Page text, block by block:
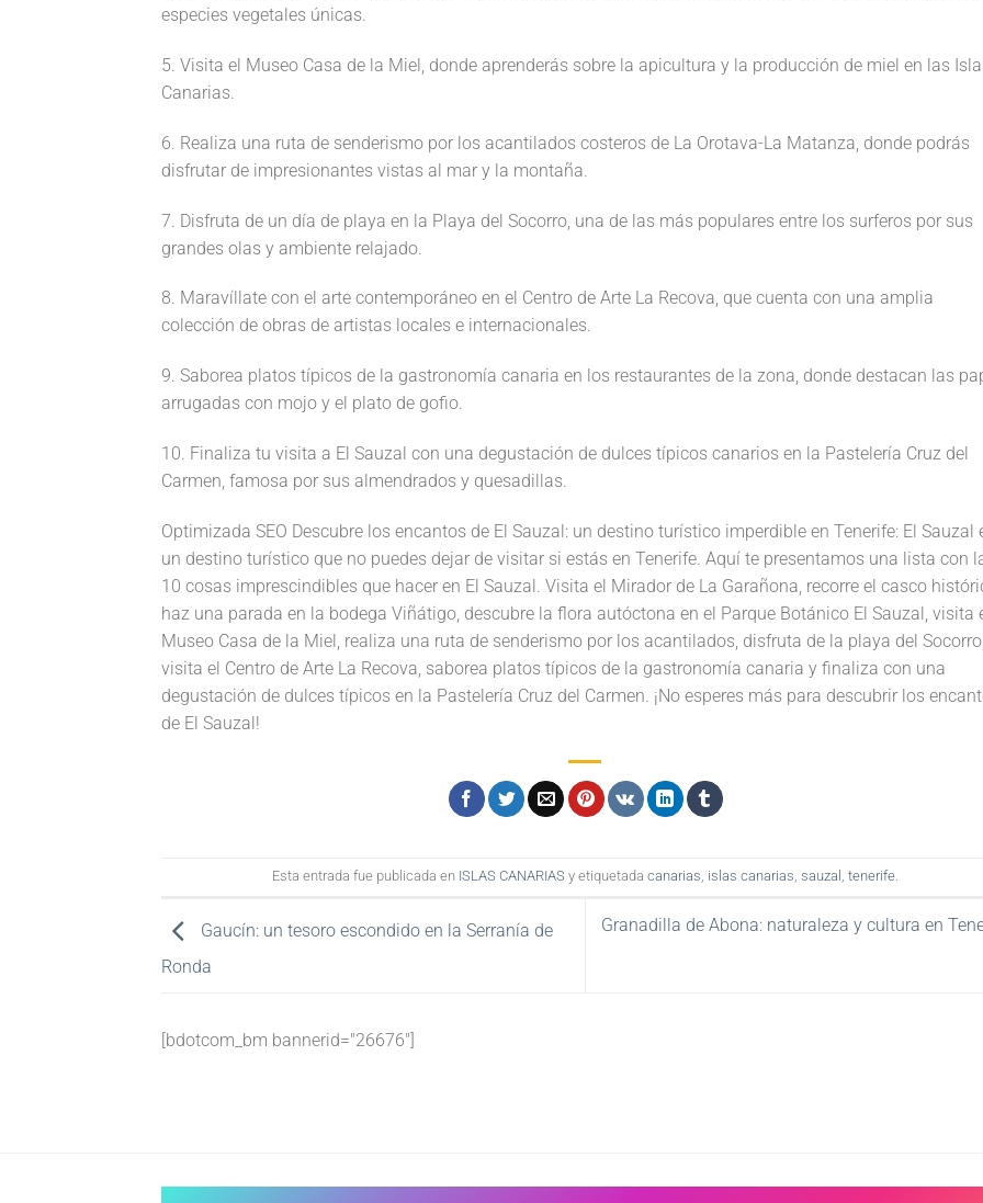
especies vegetales únicas.
5. Visita el Museo Casa de la Miel, donde aprenderás sobre la apicultura y la producción de miel en las
Canarias.
6. Realiza una ruta de senderismo por los acantilados costeros de La Orotava-La Matanza, donde podrás
disfrutar de impresionantes vistas al mar y la montaña.
7. Disfruta de un día de playa en la Playa del Socorro, una de las más populares entre los surferos por sus
grandes olas y ambiente relajado.
8. Maravíllate con el arte contemporáneo en el Centro de Arte La Recova, que cuenta con una amplia
colección de obras de artistas locales e internacionales.
9. Saborea platos típicos de la gastronomía canaria en los restaurantes de la zona, donde destacan las
arrugadas con mojo y el plato de gofio.
10. Finaliza tu visita a El Sauzal con una degustación de dulces típicos canarios en la Pastelería Cruz del
Carmen, famosa por sus almendrados y quesadillas.
Optimizada SEO Descubre los encantos de El Sauzal: un destino turístico imperdible en Tenerife: El Sauzal
un destino turístico que no puedes dejar de visitar si estás en Tenerife. Aquí te presentamos una lista con
10 cosas imprescindibles que hacer en El Sauzal. Visita el Mirador de La Garañona, recorre el casco
haz una parada en la bodega Viñátigo, descubre la flora autóctona en el Parque Botánico El Sauzal, visita
Museo Casa de la Miel, realiza una ruta de senderismo por los acantilados, disfruta de la playa del
visita el Centro de Arte La Recova, saborea platos típicos de la gastronomía canaria y finaliza con una
degustación de dulces típicos en la Pastelería Cruz del Carmen. ¡No esperes más para descubrir los
de El Sauzal!
Esta entrada fue publicada en ISLAS CANARIAS y etiquetada canarias, islas canarias, sauzal , tenerife.
Gaucín: un tesoro escondido en la Serranía de
Ronda
Granadilla de Abona: naturaleza y cultura en
[bdotcom_bm bannerid="26676"]